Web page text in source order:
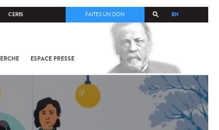
CERIS EN
FAITES UN DON
ESPACE PRESSE
COV-2 /
COVID-19
À
L'INSTITUT
PASTEUR